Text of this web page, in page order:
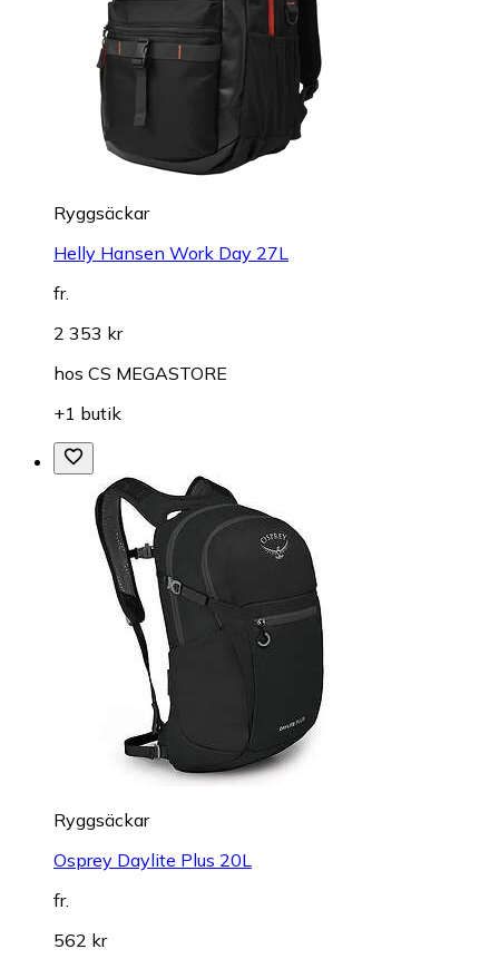
Ryggsäckar
Helly Hansen Work Day 27L
fr.
2 353 kr
hos CS MEGASTORE
+1 butik
Ryggsäckar
Osprey Daylite Plus 20L
fr.
562 kr